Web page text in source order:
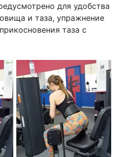
для удобства
и таза, упражнение
таза с